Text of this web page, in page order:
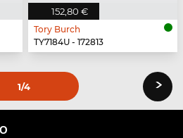
152,80 €
Tory Burch
TY7184U - 172813
1/4 ›